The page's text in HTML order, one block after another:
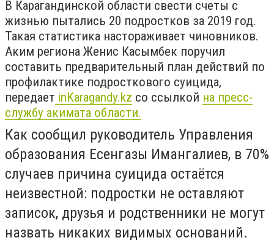
В Карагандинской области свести счеты с
жизнью пытались 20 подростков за 2019 год.
Такая статистика настораживает чиновников.
Аким региона Женис Касымбек поручил
составить предварительный план действий по
профилактике подросткового суицида,
передает inKaragandy.kz со ссылкой на пресс-
службу акимата области.
Как сообщил руководитель Управления
образования Есенгазы Имангалиев, в 70%
случаев причина суицида остаётся
неизвестной: подростки не оставляют
записок, друзья и родственники не могут
назвать никаких видимых оснований.